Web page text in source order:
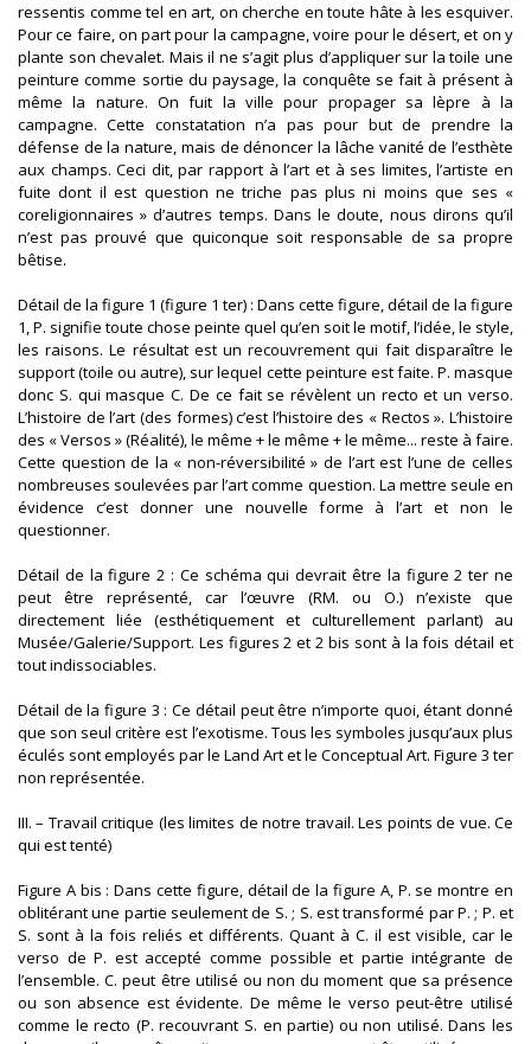
ressentis comme tel en art, on cherche en toute hâte à les esquiver.
Pour ce faire, on part pour la campagne, voire pour le désert, et on y
plante son chevalet. Mais il ne s’agit plus d’appliquer sur la toile une
peinture comme sortie du paysage, la conquête se fait à présent à
même la nature. On fuit la ville pour propager sa lèpre à la
campagne. Cette constatation n’a pas pour but de prendre la
défense de la nature, mais de dénoncer la lâche vanité de l’esthète
aux champs. Ceci dit, par rapport à l’art et à ses limites, l’artiste en
fuite dont il est question ne triche pas plus ni moins que ses «
coreligionnaires » d’autres temps. Dans le doute, nous dirons qu’il
n’est pas prouvé que quiconque soit responsable de sa propre
bêtise.
Détail de la figure 1 (figure 1 ter) : Dans cette figure, détail de la figure
1, P. signifie toute chose peinte quel qu’en soit le motif, l’idée, le style,
les raisons. Le résultat est un recouvrement qui fait disparaître le
support (toile ou autre), sur lequel cette peinture est faite. P. masque
donc S. qui masque C. De ce fait se révèlent un recto et un verso.
L’histoire de l’art (des formes) c’est l’histoire des « Rectos ». L’histoire
des « Versos » (Réalité), le même + le même + le même... reste à faire.
Cette question de la « non-réversibilité » de l’art est l’une de celles
nombreuses soulevées par l’art comme question. La mettre seule en
évidence c’est donner une nouvelle forme à l’art et non le
questionner.
Détail de la figure 2 : Ce schéma qui devrait être la figure 2 ter ne
peut être représenté, car l’œuvre (RM. ou O.) n’existe que
directement liée (esthétiquement et culturellement parlant) au
Musée/Galerie/Support. Les figures 2 et 2 bis sont à la fois détail et
tout indissociables.
Détail de la figure 3 : Ce détail peut être n’importe quoi, étant donné
que son seul critère est l’exotisme. Tous les symboles jusqu’aux plus
éculés sont employés par le Land Art et le Conceptual Art. Figure 3 ter
non représentée.
III. – Travail critique (les limites de notre travail. Les points de vue. Ce
qui est tenté)
Figure A bis : Dans cette figure, détail de la figure A, P. se montre en
oblitérant une partie seulement de S. ; S. est transformé par P. ; P. et
S. sont à la fois reliés et différents. Quant à C. il est visible, car le
verso de P. est accepté comme possible et partie intégrante de
l’ensemble. C. peut être utilisé ou non du moment que sa présence
ou son absence est évidente. De même le verso peut-être utilisé
comme le recto (P. recouvrant S. en partie) ou non utilisé. Dans les